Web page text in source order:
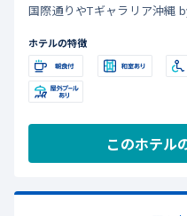
国際通りやTギャラリア沖縄
ホテルの特徴
このホテル